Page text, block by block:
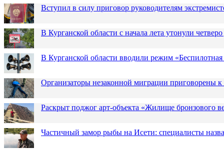
Вступил в силу приговор руководителям
В Курганской области с начала лета утонули четверо
В Курганской области вводили режим «Беспилотная
Организаторы незаконной миграции приговорены
Раскрыт поджог арт-объекта «Жилище бронзового
Частичный замор рыбы на Исети: специалисты